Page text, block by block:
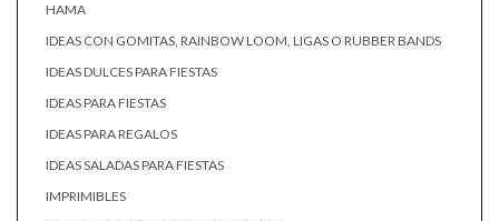
HAMA
IDEAS CON GOMITAS, RAINBOW LOOM, LIGAS O RUBBER BANDS
IDEAS DULCES PARA FIESTAS
IDEAS PARA FIESTAS
IDEAS PARA REGALOS
IDEAS SALADAS PARA FIESTAS
IMPRIMIBLES